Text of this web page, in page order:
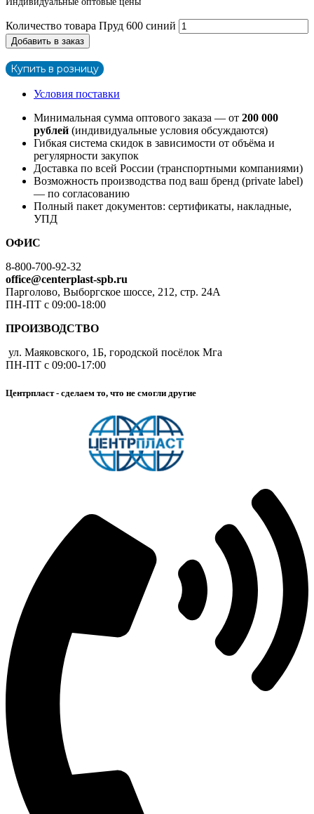
Количество товара Пруд 600 синий
Добавить в заказ
Купить в розницу
Условия поставки
Минимальная сумма оптового заказа — от 200 000
рублей (индивидуальные условия обсуждаются)
Гибкая система скидок в зависимости от объёма и
регулярности закупок
Доставка по всей России (транспортными компаниями)
Возможность производства под ваш бренд (private label)
— по согласованию
Полный пакет документов: сертификаты, накладные,
УПД
ОФИС
8-800-700-92-32
office@centerplast-spb.ru
Парголово, Выборгское шоссе, 212, стр. 24А
ПН-ПТ с 09:00-18:00
ПРОИЗВОДСТВО
ул. Маяковского, 1Б, городской посёлок Мга
ПН-ПТ с 09:00-17:00
Центрпласт - сделаем то, что не смогли другие